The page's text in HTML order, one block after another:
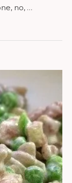
no, …